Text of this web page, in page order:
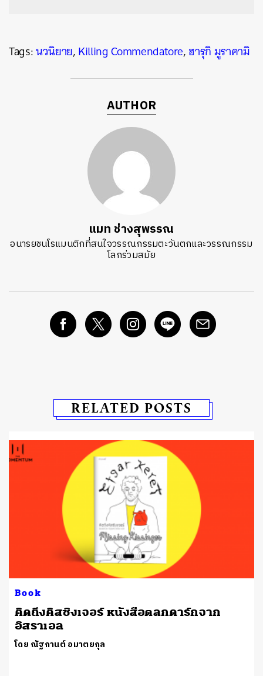
Tags:นวนิยาย,Killing Commendatore,ฮารุกิ มูราคามิ
AUTHOR
แมท ช่างสุพรรณ
อนารยชนโรแมนติกที่สนใจวรรณกรรมตะวันตกและวรรณกรรม
โลกร่วมสมัย
RELATED POSTS
Book
คิดถึงคิสซิงเจอร์ หนังสือตลกดาร์กจาก
อิสราเอล
โดย ณัฐกานต์ อมาตยกุล